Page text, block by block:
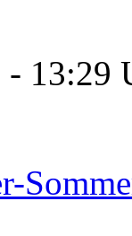
- 13:29